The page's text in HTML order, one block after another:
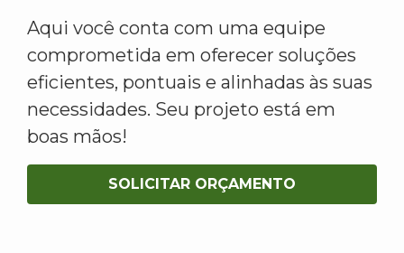
Aqui você conta com uma equipe
comprometida em oferecer soluções
eficientes, pontuais e alinhadas às suas
necessidades. Seu projeto está em
boas mãos!
SOLICITAR ORÇAMENTO